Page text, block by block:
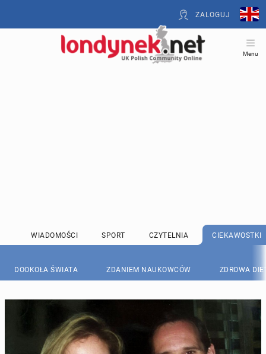
ZALOGUJ
Menu
WIADOMOŚCI SPORT CZYTELNIA CIEKAWOSTKI
DOOKOŁA ŚWIATA ZDANIEM NAUKOWCÓW ZDROWA